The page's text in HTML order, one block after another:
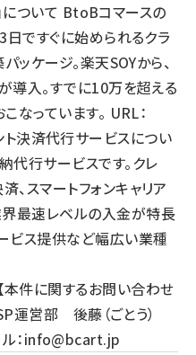
について BtoBコマースの
ですぐに始められるクラ
ッケージ。楽天SOYから、
入。すでに10万を超える
なっています。 URL：
決済代行サービスについ
代行サービスです。クレ
、スマートフォンキャリア
最速レベルの入金が特長
ビス提供など幅広い業種
【本件に関するお問い合わせ
営部 後藤（ごとう）
：info@bcart.jp